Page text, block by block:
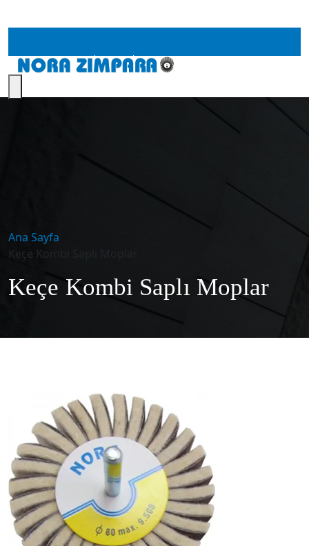
İnsan Kaynaklarıİletişim
Keçe Kombi Saplı Moplar
Ana Sayfa
Keçe Kombi Saplı Moplar